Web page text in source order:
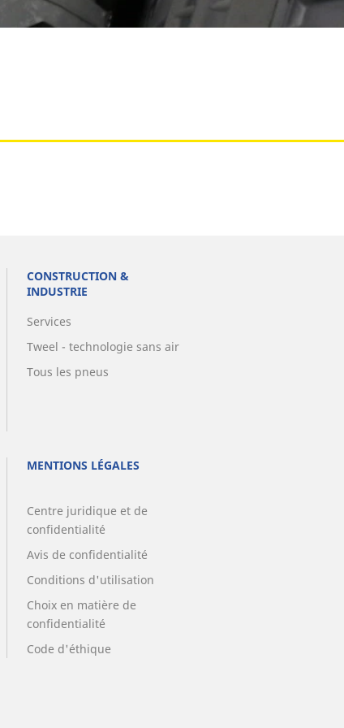
Aviation
CONSTRUCTION &
INDUSTRIE
Services
Tweel - technologie sans air
Tous les pneus
MENTIONS LÉGALES
Centre juridique et de
confidentialité
Avis de confidentialité
Conditions d'utilisation
Choix en matière de
confidentialité
Code d'éthique